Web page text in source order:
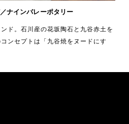
ナインバレーポタリー
ド。石川産の花坂陶石と九谷赤土を
ンセプトは「九谷焼をヌードにす